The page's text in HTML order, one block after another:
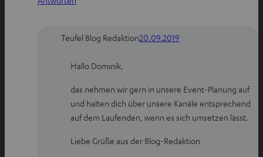
Teufel Blog Redaktion20.09.2019
Hallo Dominik,
das nehmen wir gern in unsere Event-Planung auf
und halten dich über unsere Kanäle entsprechend
auf dem Laufenden, wenn es sich umsetzen lässt.
Liebe Grüße aus der Blog-Redaktion